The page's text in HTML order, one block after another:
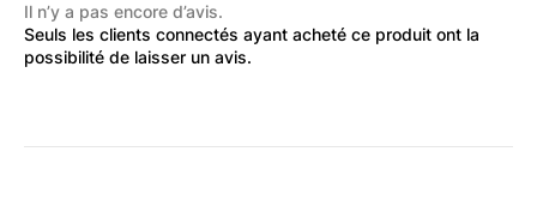
Il n’y a pas encore d’avis.
Seuls les clients connectés ayant acheté ce produit ont la
possibilité de laisser un avis.